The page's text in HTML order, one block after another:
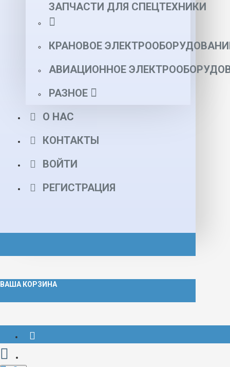
ЗАПЧАСТИ ДЛЯ СПЕЦТЕХНИКИ
КРАНОВОЕ
АВИАЦИОННОЕ
РАЗНОЕ
О НАС
КОНТАКТЫ
ВОЙТИ
РЕГИСТРАЦИЯ
ВАША КОРЗИНА